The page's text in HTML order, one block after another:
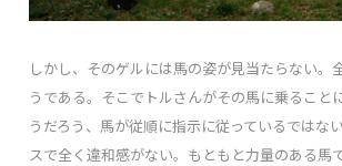
しかし、そのゲルには馬の姿が見当たらない。
うである。そこでトルさんがその馬に乗ること
うだろう、馬が従順に指示に従っているではな
スで全く違和感がない。もともと力量のある馬